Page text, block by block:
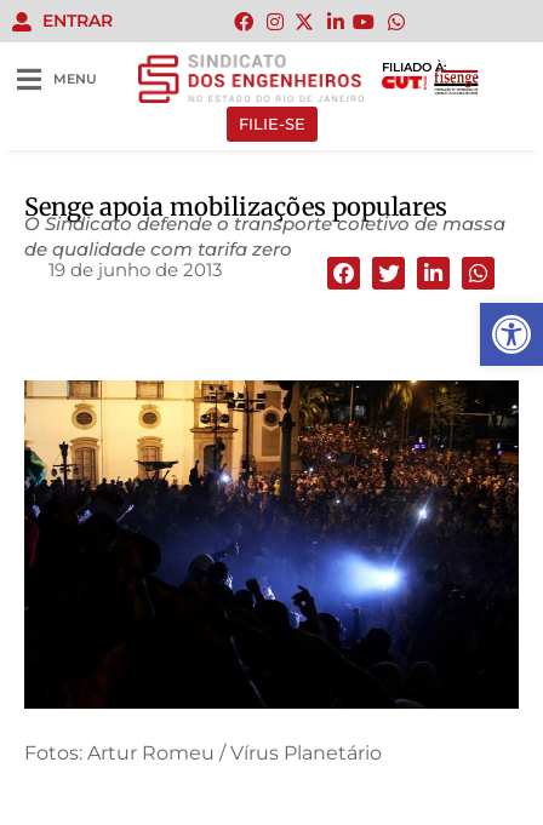
Abrir
ENTRAR
MENU
FILIADO À:
FILIE-SE
Senge apoia mobilizações populares
O Sindicato defende o transporte coletivo de massa
de qualidade com tarifa zero
19 de junho de 2013
Fotos: Artur Romeu / Vírus Planetário